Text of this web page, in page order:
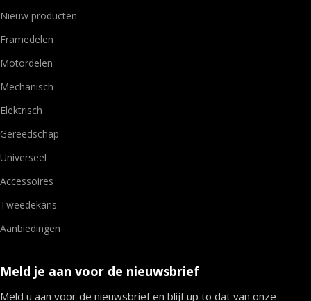
Nieuw producten
Framedelen
Motordelen
Mechanisch
Elektrisch
Gereedschap
Universeel
Accessoires
Tweedekans
Aanbiedingen
Meld je aan voor de nieuwsbrief
Meld u aan voor de nieuwsbrief en blijf up to dat van onze